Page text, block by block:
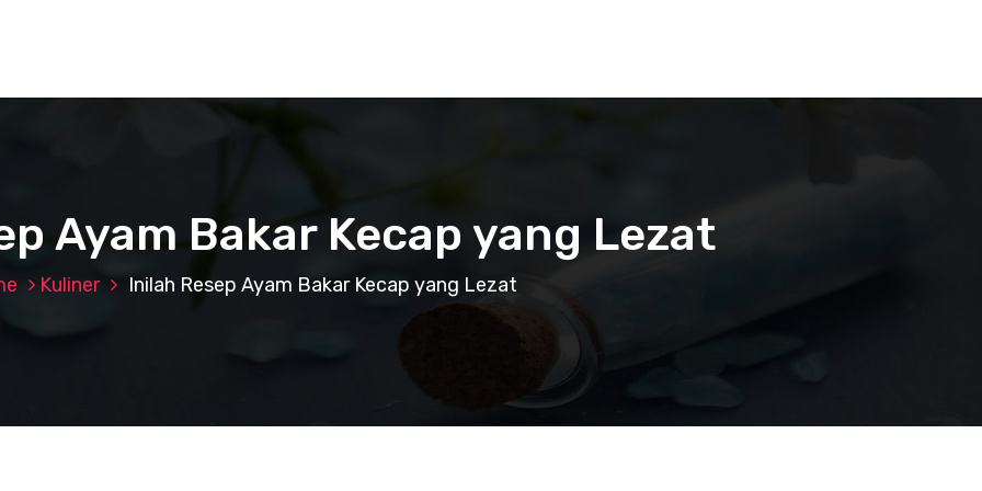
Ayam Bakar Kecap yang Lezat
Kuliner Inilah Resep Ayam Bakar Kecap yang Lezat